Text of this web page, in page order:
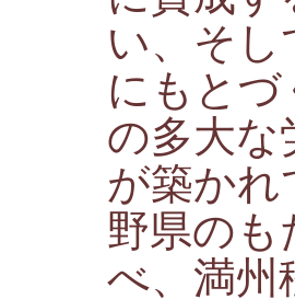
い、そ
にもと
の多大な
が築か
野県の
べ、満州